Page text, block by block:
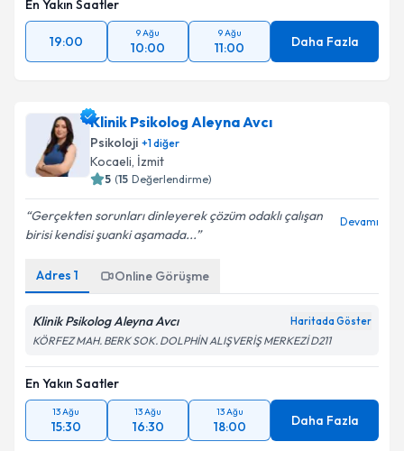
En Yakın Saatler
19:00
9 Ağu
10:00
9 Ağu
11:00 Daha Fazla
Klinik Psikolog Aleyna Avcı
Psikoloji +1diğer
Kocaeli, İzmit
5 (15 Değerlendirme)
Gerçekten sorunları dinleyerek çözüm odaklı çalışan
birisi kendisi şuanki aşamada...
Devamı
Adres 1 Online Görüşme
Klinik Psikolog Aleyna Avcı Haritada Göster
KÖRFEZ MAH. BERK SOK. DOLPHİN ALIŞVERİŞ MERKEZİ D211
En Yakın Saatler
13 Ağu
15:30
13 Ağu
16:30
13 Ağu
18:00 Daha Fazla